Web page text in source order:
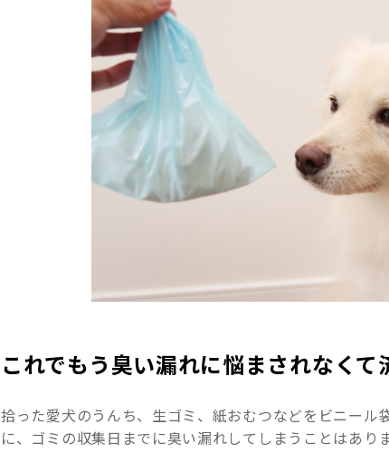
これでもう臭い漏れに悩まされなくて
拾った愛犬のうんち、生ゴミ、紙おむつなどをビニール
に、ゴミの収集日までに臭い漏れしてしまうことはあり